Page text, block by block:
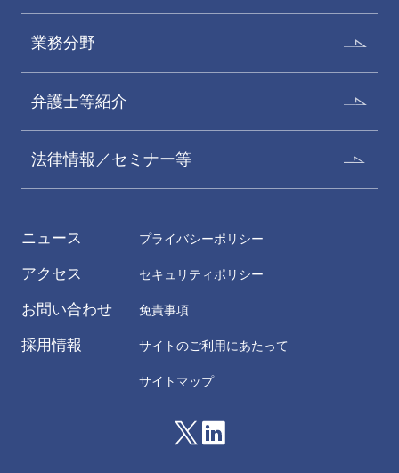
飯塚佳都子
業務分野
弁護士等紹介
法律情報／セミナー等
ニュース
アクセス
お問い合わせ
採用情報
プライバシーポリシー
セキュリティポリシー
免責事項
サイトのご利用にあたって
サイトマップ